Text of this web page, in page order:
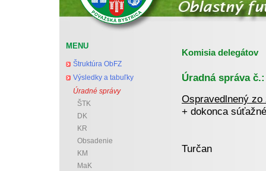
MENU
Štruktúra ObFZ
Výsledky a tabuľky
Úradné správy
ŠTK
DK
KR
Obsadenie
KM
MaK
Komisia delegátov
Úradná správa
Ospravedlnený zo
+ dokonca
Turčan